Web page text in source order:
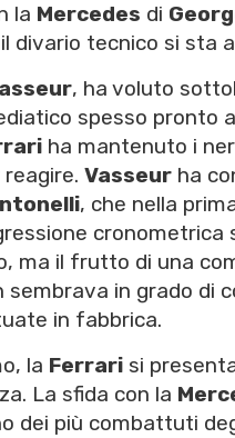
la Mercedes di
divario tecnico si sta
, ha voluto
spesso pronto
ha mantenuto i
Vasseur ha
, che nella
ma il frutto di una
sembrava in grado di
in fabbrica.
la Ferrari si
La sfida con la
dei più combattuti